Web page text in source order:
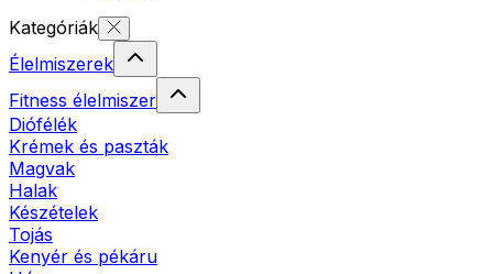
Kategóriák
Élelmiszerek
Fitness élelmiszer
Diófélék
Krémek és paszták
Magvak
Halak
Készételek
Tojás
Kenyér és pékáru